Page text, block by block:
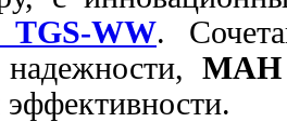
WW.
надежности,МАН